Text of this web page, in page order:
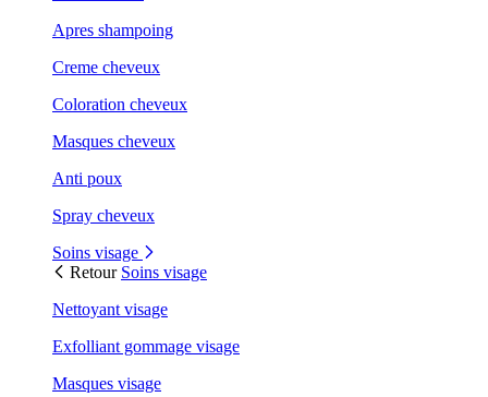
Apres shampoing
Creme cheveux
Coloration cheveux
Masques cheveux
Anti poux
Spray cheveux
Soins visage
Retour Soins visage
Nettoyant visage
Exfolliant gommage visage
Masques visage